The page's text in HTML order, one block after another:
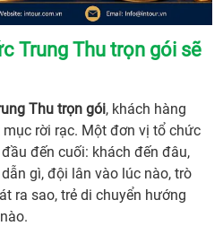
Trung Thu trọn gói sẽ
Thu trọn gói, khách hàng
rời rạc. Một đơn vị tổ chức
đến cuối: khách đến đâu,
gì, đội lân vào lúc nào, trò
ra sao, trẻ di chuyển hướng